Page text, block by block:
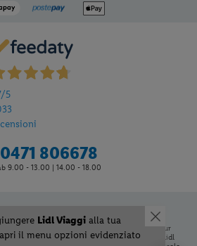
/5
0471 806678
9.00 - 13.00 | 14.00 - 18.00
è responsabile /direzione tecnica Ignas Tour
Egna (BZ) - Italia, P.IVA: 01652670215. Lidl
Lidl Viaggi alla tua
il menu opzioni evidenziato